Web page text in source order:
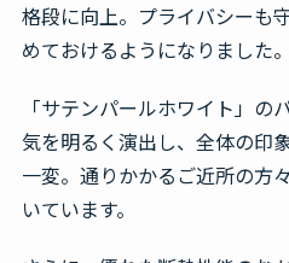
格段に向上。プライバシーも
めておけるようになりました。
「サテンパールホワイト」の
気を明るく演出し、全体の印
一変。通りかかるご近所の方
いています。